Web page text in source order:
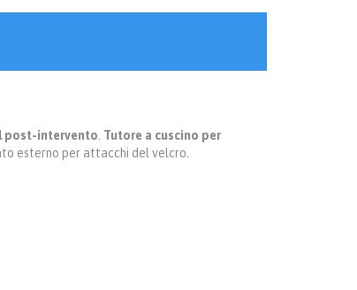
post-intervento. Tutore a cuscino per
esterno per attacchi del velcro.